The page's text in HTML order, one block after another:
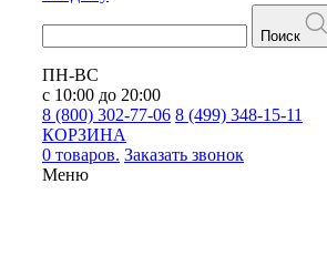
Поиск
ПН-ВС
с 10:00 до 20:00
8 (800) 302-77-06 8 (499) 348-15-11
КОРЗИНА
0 товаров. Заказать звонок
Меню